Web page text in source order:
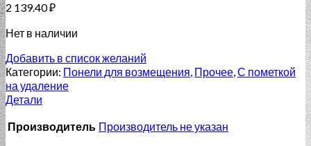
2 139.40₽
Нет в наличии
Добавить в список желаний
Категории: Понели для возмещения, Прочее,С пометкой
на удаление
Детали
Производитель Производитель не указан